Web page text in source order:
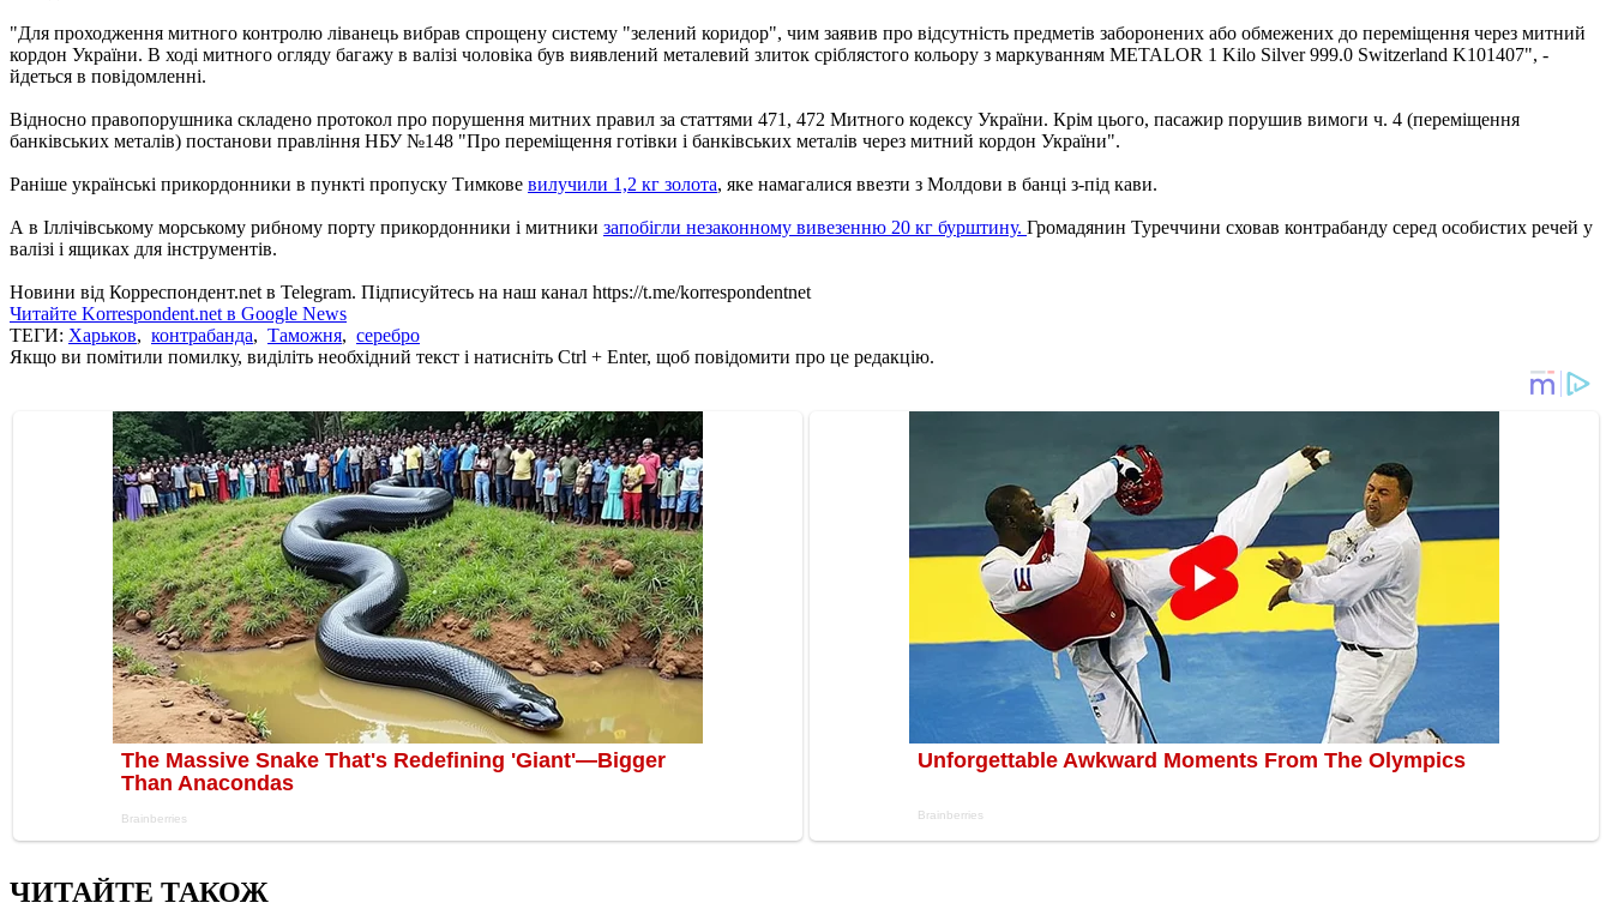
"Для проходження митного контролю ліванець вибрав спрощену систему "зелений коридор", чим заявив про відсутність предметів заборонених або обмежених до переміщення через митний
кордон України. В ході митного огляду багажу в валізі чоловіка був виявлений металевий злиток сріблястого кольору з маркуванням METALOR 1 Kilo Silver 999.0 Switzerland K101407", -
йдеться в повідомленні.
Відносно правопорушника складено протокол про порушення митних правил за статтями 471, 472 Митного кодексу України. Крім цього, пасажир порушив вимоги ч. 4 (переміщення
банківських металів) постанови правління НБУ №148 "Про переміщення готівки і банківських металів через митний кордон України".
Раніше українські прикордонники в пункті пропуску Тимкове вилучили 1,2 кг золота, яке намагалися ввезти з Молдови в банці з-під кави.
А в Іллічівському морському рибному порту прикордонники і митники запобігли незаконному вивезенню 20 кг бурштину. Громадянин Туреччини сховав контрабанду серед особистих речей у
валізі і ящиках для інструментів.
Новини від Корреспондент.net в Telegram. Підписуйтесь на наш канал https://t.me/korrespondentnet
Читайте Korrespondent.net в Google News
ТЕГИ: Харьков, контрабанда, Таможня, серебро
Якщо ви помітили помилку, виділіть необхідний текст і натисніть Ctrl + Enter, щоб повідомити про це редакцію.
ЧИТАЙТЕ ТАКОЖ